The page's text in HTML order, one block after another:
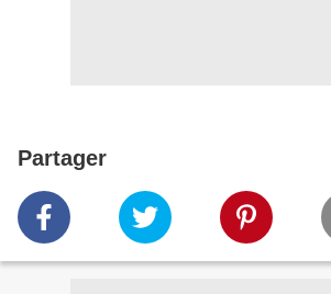
Partager